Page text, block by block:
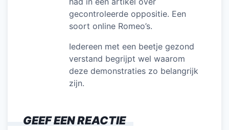
gecontroleerde oppositie. Een
soort online Romeo’s.
Iedereen met een beetje gezond
verstand begrijpt wel waarom
deze demonstraties zo belangrijk
zijn.
GEEF EEN REACTIE